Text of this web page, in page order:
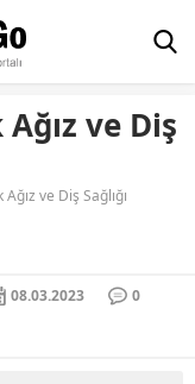
ve Diş
ve Diş Sağlığı
08.03.2023
0